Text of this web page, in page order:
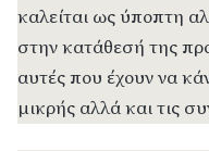
καλείται ως ύποπτη
στην κατάθεσή της
αυτές που έχουν να
μικρής αλλά και τις